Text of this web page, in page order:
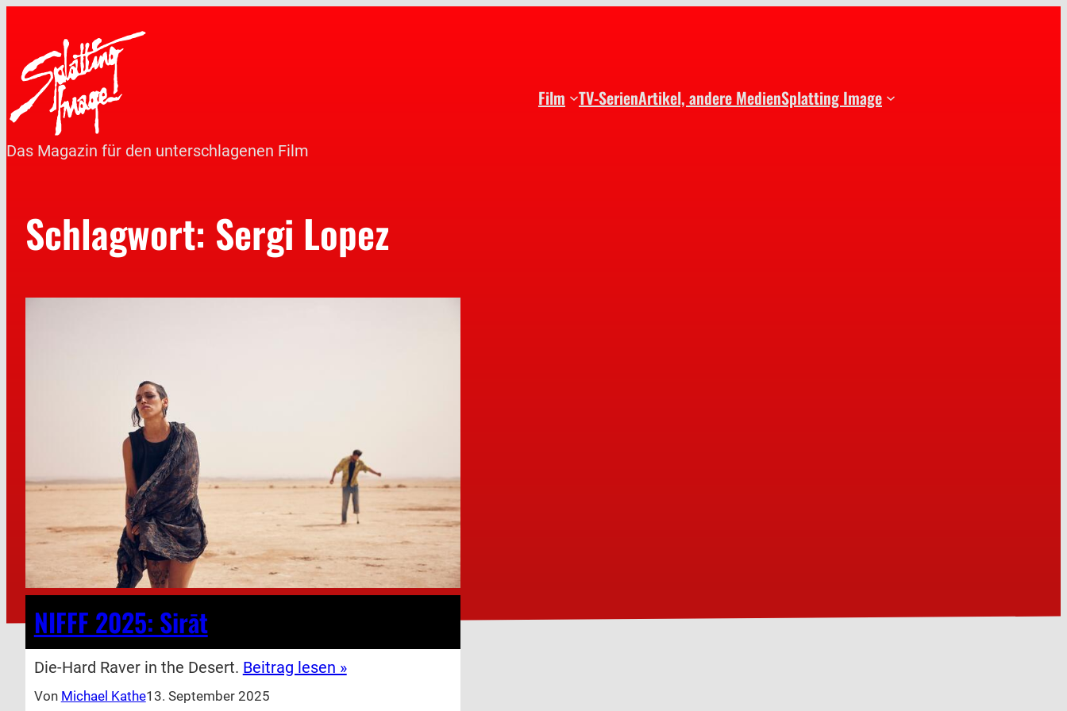
Das Magazin für den unterschlagenen Film
Film TV-SerienArtikel, andere MedienSplatting Image
Schlagwort: Sergi Lopez
NIFFF 2025: Sirāt
Die-Hard Raver in the Desert. Beitrag lesen »
Von Michael Kathe13. September 2025